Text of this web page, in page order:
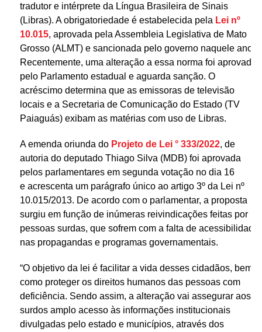
tradutor e intérprete da Língua Brasileira de Sinais
(Libras). A obrigatoriedade é estabelecida pela Lei nº
10.015, aprovada pela Assembleia Legislativa de Mato
Grosso (ALMT) e sancionada pelo governo naquele ano.
Recentemente, uma alteração a essa norma foi aprovada
pelo Parlamento estadual e aguarda sanção. O
acréscimo determina que as emissoras de televisão
locais e a Secretaria de Comunicação do Estado (TV
Paiaguás) exibam as matérias com uso de Libras.
A emenda oriunda do Projeto de Lei ° 333/2022, de
autoria do deputado Thiago Silva (MDB) foi aprovada
pelos parlamentares em segunda votação no dia 16
e acrescenta um parágrafo único ao artigo 3º da Lei nº
10.015/2013. De acordo com o parlamentar, a proposta
surgiu em função de inúmeras reivindicações feitas por
pessoas surdas, que sofrem com a falta de acessibilidade
nas propagandas e programas governamentais.
“O objetivo da lei é facilitar a vida desses cidadãos, bem
como proteger os direitos humanos das pessoas com
deficiência. Sendo assim, a alteração vai assegurar aos
surdos amplo acesso às informações institucionais
divulgadas pelo estado e municípios, através dos